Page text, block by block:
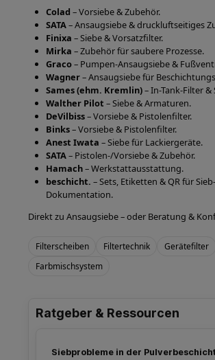
Colad – Vorsiebe & Zubehör.
SATA– Ansaugsiebe & druckluftseitiges
Finixa – Siebe & Vorsatzfilter.
Mirka – Zubehör für saubere Prozesse.
Graco– Pumpen-Ansaugsiebe &
Wagner– Ansaugsiebe für
Sames (ehm. Kremlin)– In-Tank-Filter &
Walther Pilot – Siebe & Armaturen.
DeVilbiss– Vorsiebe & Pistolenfilter.
Binks– Vorsiebe & Pistolenfilter.
Anest Iwata – Siebe für Lackiergeräte.
SATA– Pistolen-/Vorsiebe & Zubehör.
Hamach– Werkstattausstattung.
beschicht. – Sets, Etiketten & QR für Sieb-
Dokumentation.
Direkt zu Ansaugsiebe– oder Beratung &
Filterscheiben Filtertechnik Gerätefilter
Farbmischsystem
Ratgeber & Ressourcen
Siebprobleme in der